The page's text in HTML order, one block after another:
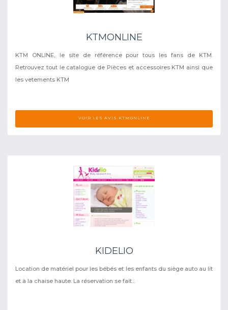
KTMONLINE
KTM ONLINE, le site de référence pour tous les fans de KTM.
Retrouvez tout le catalogue de Pièces et accessoires KTM ainsi que
les vetements KTM
VOIR LES AVIS KTMONLINE
KIDELIO
Location de matériel pour les bébés et les enfants du siège auto au lit
et à la chaise haute. La réservation se fait...